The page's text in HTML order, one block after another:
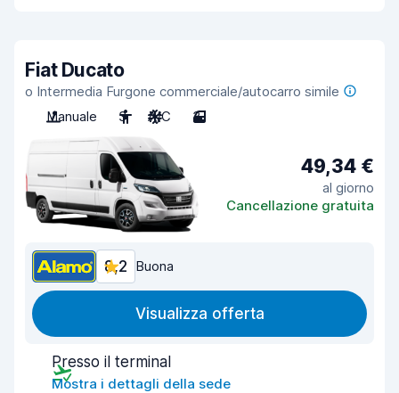
Fiat Ducato
o Intermedia Furgone commerciale/autocarro simile
Manuale
3 A/C 3
49,34 €
al giorno
Cancellazione gratuita
8,2 Buona
Visualizza offerta
Presso il terminal
Mostra i dettagli della sede